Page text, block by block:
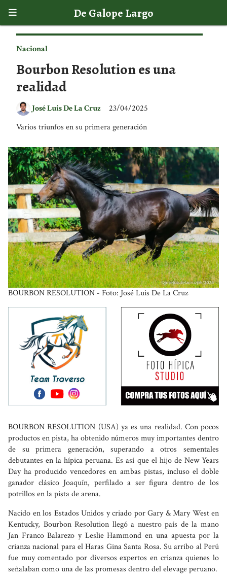
De Galope Largo
Bourbon Resolution es una
realidad
Varios triunfos en su primera generación
Nacional
23/04/2025
José Luis De La Cruz
BOURBON RESOLUTION - Foto: José Luis De La Cruz
BOURBON RESOLUTION (USA) ya es una realidad. Con pocos
productos en pista, ha obtenido números muy importantes dentro
de su primera generación, superando a otros sementales
debutantes en la hípica peruana. Es así que el hijo de New Years
Day ha producido vencedores en ambas pistas, incluso el doble
ganador clásico Joaquín, perfilado a ser figura dentro de los
potrillos en la pista de arena.
Nacido en los Estados Unidos y criado por Gary & Mary West en
Kentucky, Bourbon Resolution llegó a nuestro país de la mano
Jan Franco Balarezo y Leslie Hammond en una apuesta por la
crianza nacional para el Haras Gina Santa Rosa. Su arribo al Perú
fue muy comentado por diversos expertos en crianza quienes lo
señalaban como una de las promesas dentro del elevage peruano.